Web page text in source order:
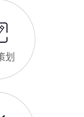
一些关键细节，
效等问题，反而
踩坑案例，今天
站做好了，但百
结合百度最新收
作、见效快的方
，企业自己就能
抓取规则。首